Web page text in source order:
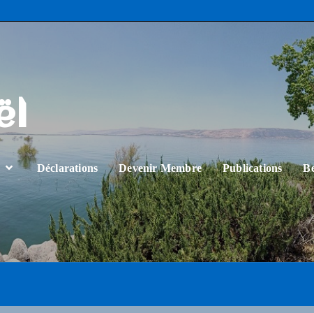
Déclarations Devenir Membre Publications